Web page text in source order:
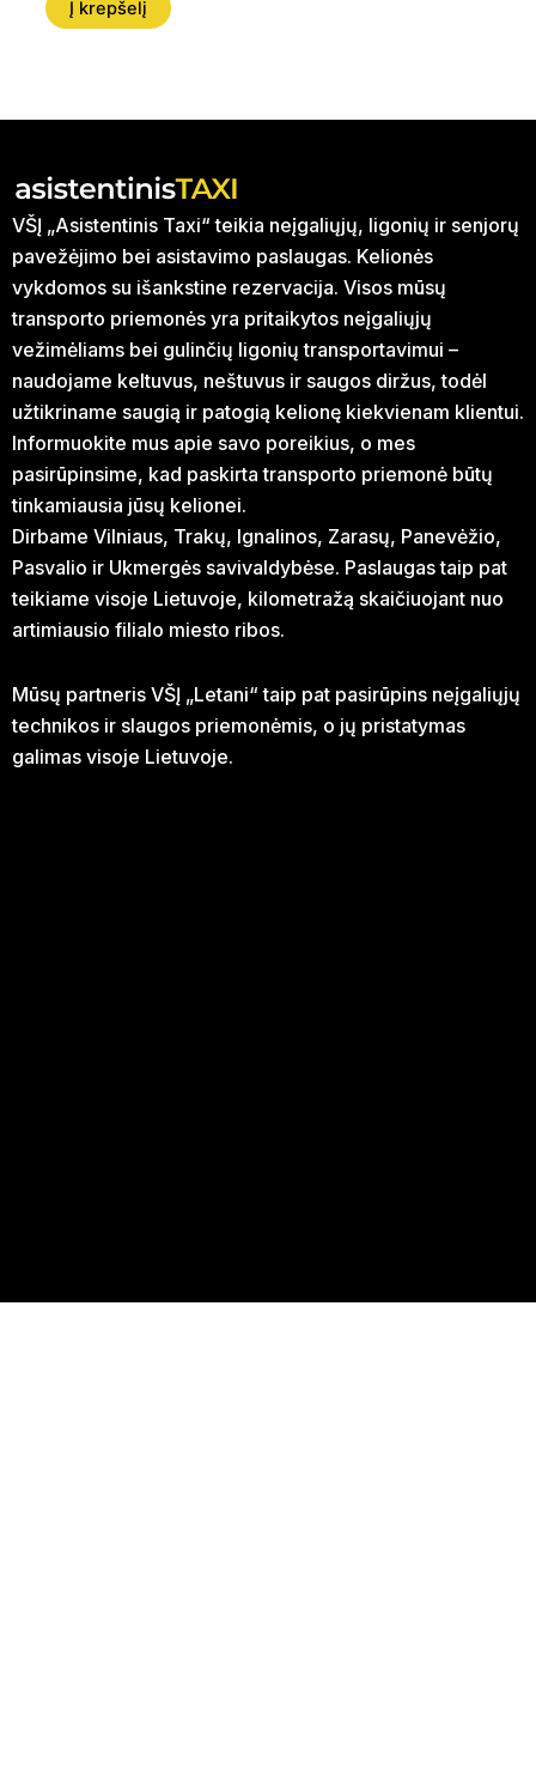
Į krepšelį
VŠĮ „Asistentinis Taxi“ teikia neįgaliųjų, ligonių ir senjorų
pavežėjimo bei asistavimo paslaugas. Kelionės
vykdomos su išankstine rezervacija. Visos mūsų
transporto priemonės yra pritaikytos neįgaliųjų
vežimėliams bei gulinčių ligonių transportavimui –
naudojame keltuvus, neštuvus ir saugos diržus, todėl
užtikriname saugią ir patogią kelionę kiekvienam klientui.
Informuokite mus apie savo poreikius, o mes
pasirūpinsime, kad paskirta transporto priemonė būtų
tinkamiausia jūsų kelionei.
Dirbame Vilniaus, Trakų, Ignalinos, Zarasų, Panevėžio,
Pasvalio ir Ukmergės savivaldybėse. Paslaugas taip pat
teikiame visoje Lietuvoje, kilometražą skaičiuojant nuo
artimiausio filialo miesto ribos.
Mūsų partneris VŠĮ „Letani“ taip pat pasirūpins neįgaliųjų
technikos ir slaugos priemonėmis, o jų pristatymas
galimas visoje Lietuvoje.